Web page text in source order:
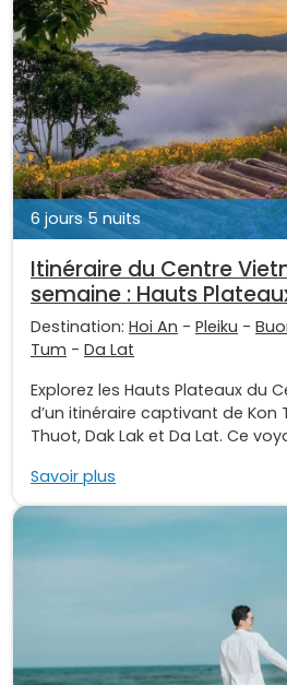
6 jours 5 nuits
Itinéraire du Centre
semaine : Hauts
Destination: Hoi An - Pleiku -
Tum - Da Lat
Explorez les Hauts Plateaux du
d’un itinéraire captivant de Kon
Thuot, Dak Lak et Da Lat. Ce
Savoir plus